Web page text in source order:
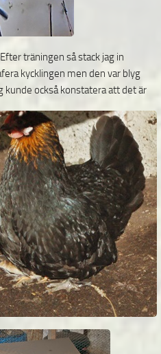
träningen så stack jag in
kycklingen men den var blyg
kunde också konstatera att det är